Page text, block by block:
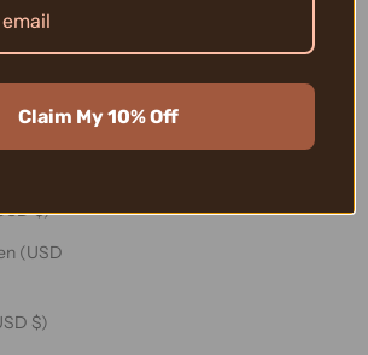
$)
$)
$)
(USD
$)
Claim My 10% Off